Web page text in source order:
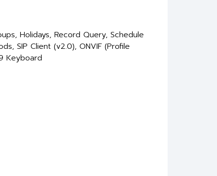
Holidays, Record Query, Schedule
SIP Client (v2.0), ONVIF (Profile
Keyboard